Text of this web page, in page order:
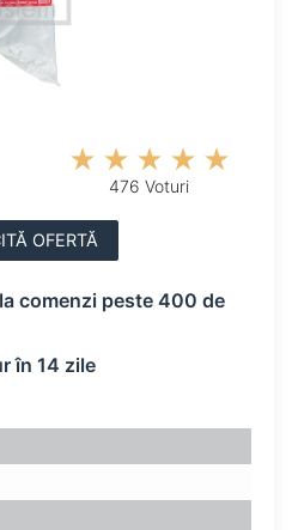
476 Voturi
OFERTĂ
comenzi peste 400 de
în 14 zile